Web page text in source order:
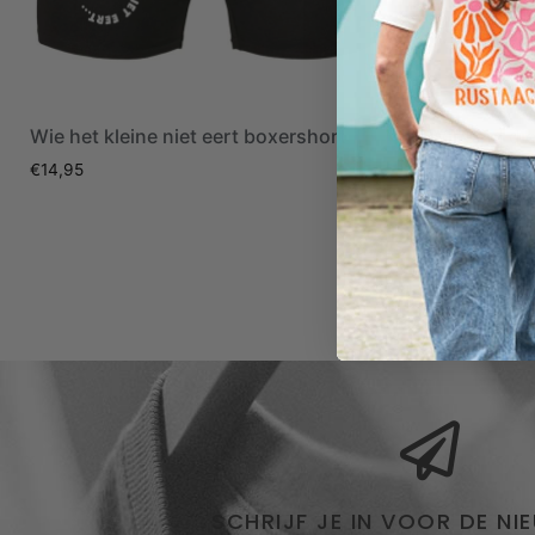
Wie het kleine niet eert boxershort
€14,95
Wir sind
oranje +
€34,90 €
SCHRIJF JE IN VOOR DE